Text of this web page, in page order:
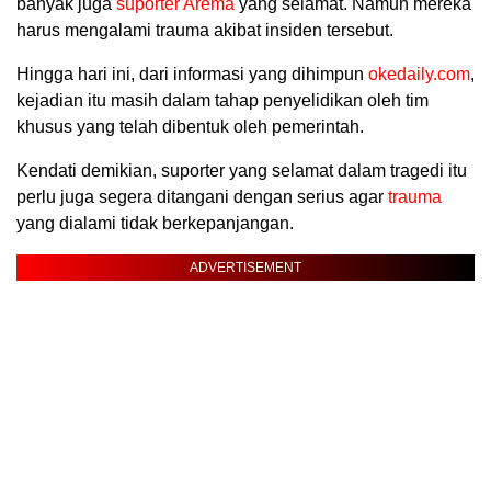
banyak juga suporter Arema yang selamat. Namun mereka
harus mengalami trauma akibat insiden tersebut.
Hingga hari ini, dari informasi yang dihimpun okedaily.com,
kejadian itu masih dalam tahap penyelidikan oleh tim
khusus yang telah dibentuk oleh pemerintah.
Kendati demikian, suporter yang selamat dalam tragedi itu
perlu juga segera ditangani dengan serius agar trauma
yang dialami tidak berkepanjangan.
ADVERTISEMENT